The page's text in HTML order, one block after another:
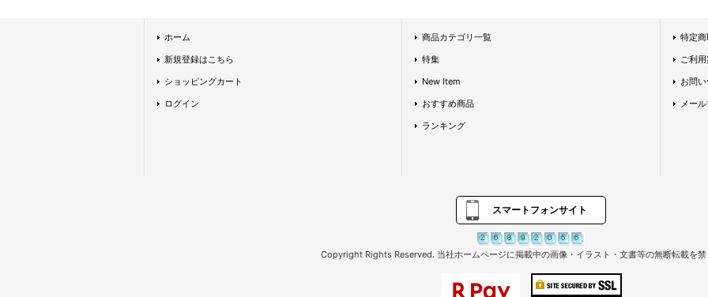
ホーム
新規登録はこちら
ショッピングカート
ログイン
商品カテゴリ一覧
特集
New Item
おすすめ商品
ランキング
特定
ご利
お問
メー
スマートフォンサイト
Copyright Rights Reserved. 当社ホームページに掲載中の画像・イラスト・文書等の無断転載を禁